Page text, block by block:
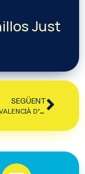
Just
SEGÜENT
CAMPAMENT VALENCIÀ D’ESTUDIANTS